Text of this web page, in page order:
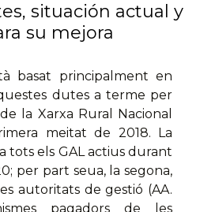
situación actual y
su mejora
basat principalment en
dutes a terme per
la Xarxa Rural Nacional
meitat de 2018. La
tots els GAL actius durant
per part seua, la segona,
autoritats de gestió (AA.
pagadors de les